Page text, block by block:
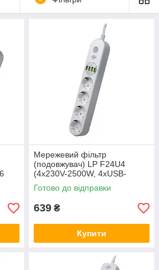
Мережевий фільтр
(подовжувач) LP F24U4
(4x230V-2500W, 4xUSB-
5V/3,4A 17W Auto Max)
Готово до відправки
639 ₴
Купити